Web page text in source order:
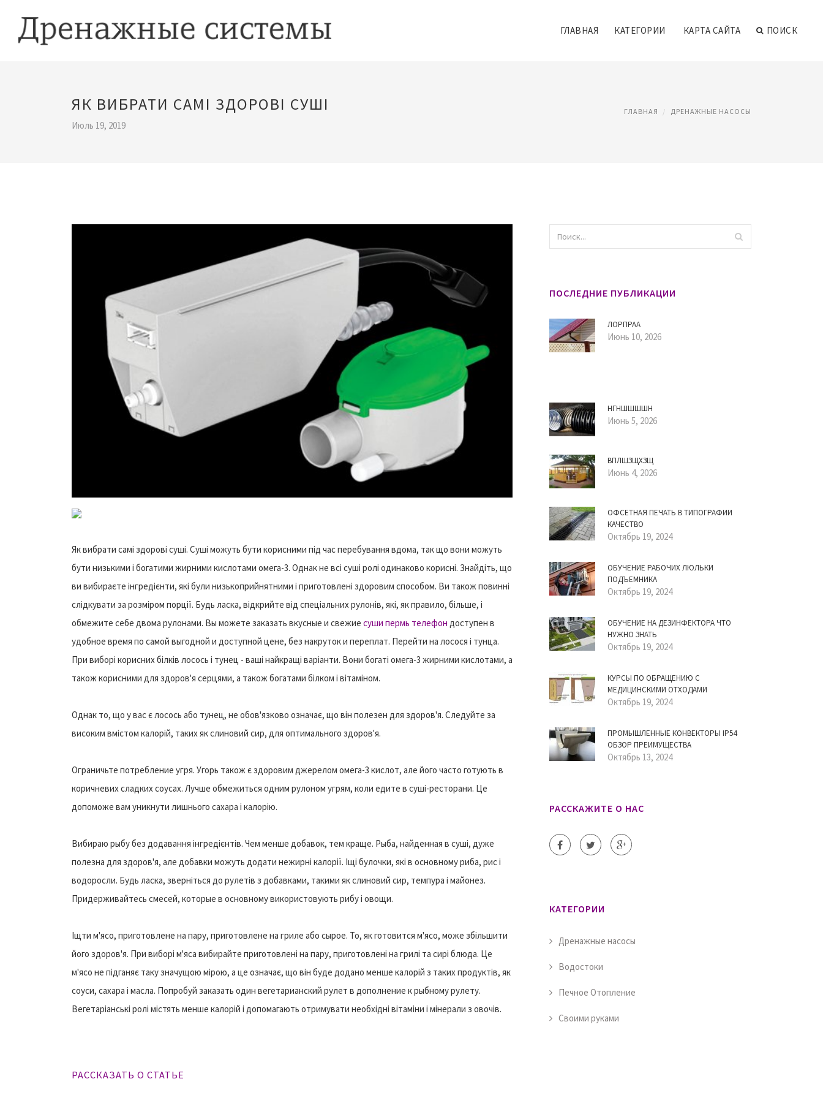
ГЛАВНАЯ КАТЕГОРИИ КАРТА САЙТА ПОИСК
ЯК ВИБРАТИ САМІ ЗДОРОВІ СУШІ
Июль 19, 2019
ГЛАВНАЯ ДРЕНАЖНЫЕ НАСОСЫ
Як вибрати самі здорові суші. Суші можуть бути корисними під час перебування вдома, так що вони можуть
бути низькими і богатими жирними кислотами омега-3. Однак не всі суші ролі одинаково корисні. Знайдіть, що
ви вибираєте інгредієнти, які були низькоприйнятними і приготовлені здоровим способом. Ви також повинні
слідкувати за розміром порції. Будь ласка, відкрийте від спеціальних рулонів, які, як правило, більше, і
обмежите себе двома рулонами. Вы можете заказать вкусные и свежие суши пермь телефон доступен в
удобное время по самой выгодной и доступной цене, без накруток и переплат. Перейти на лосося і тунца.
При виборі корисних білків лосось і тунец - ваші найкращі варіанти. Вони богаті омега-3 жирними кислотами, а
також корисними для здоров'я серцями, а також богатами білком і вітаміном.
Однак то, що у вас є лосось або тунец, не обов'язково означає, що він полезен для здоров'я. Следуйте за
високим вмістом калорій, таких як слиновий сир, для оптимального здоров'я.
Ограничьте потребление угря. Угорь також є здоровим джерелом омега-3 кислот, але його часто готують в
коричневих сладких соусах. Лучше обмежиться одним рулоном угрям, коли едите в суші-ресторани. Це
допоможе вам уникнути лишнього сахара і калорію.
Вибираю рыбу без додавання інгредієнтів. Чем менше добавок, тем краще. Рыба, найденная в суші, дуже
полезна для здоров'я, але добавки можуть додати нежирні калорії. Іщі булочки, які в основному риба, рис і
водоросли. Будь ласка, зверніться до рулетів з добавками, такими як слиновий сир, темпура і майонез.
Придерживайтесь смесей, которые в основному використовують рибу і овощи.
Іщти м'ясо, приготовлене на пару, приготовлене на гриле або сырое. То, як готовится м'ясо, може збільшити
його здоров'я. При виборі м'яса вибирайте приготовлені на пару, приготовлені на грилі та сирі блюда. Це
м'ясо не підганяє таку значущою мірою, а це означає, що він буде додано менше калорій з таких продуктів, як
соуси, сахара і масла. Попробуй заказать один вегетарианский рулет в дополнение к рыбному рулету.
Вегетаріанські ролі містять менше калорій і допомагають отримувати необхідні вітаміни і мінерали з овочів.
РАССКАЗАТЬ О СТАТЬЕ
ПОСЛЕДНИЕ ПУБЛИКАЦИИ
ЛОРПРАА
Июнь 10, 2026
НГНШШШШН
Июнь 5, 2026
ВПЛШЗЩХЗЩ
Июнь 4, 2026
ОФСЕТНАЯ ПЕЧАТЬ В ТИПОГРАФИИ
КАЧЕСТВО
Октябрь 19, 2024
ОБУЧЕНИЕ РАБОЧИХ ЛЮЛЬКИ
ПОДЪЕМНИКА
Октябрь 19, 2024
ОБУЧЕНИЕ НА ДЕЗИНФЕКТОРА ЧТО
НУЖНО ЗНАТЬ
Октябрь 19, 2024
КУРСЫ ПО ОБРАЩЕНИЮ С
МЕДИЦИНСКИМИ ОТХОДАМИ
Октябрь 19, 2024
ПРОМЫШЛЕННЫЕ КОНВЕКТОРЫ IP54
ОБЗОР ПРЕИМУЩЕСТВА
Октябрь 13, 2024
РАССКАЖИТЕ О НАС
КАТЕГОРИИ
Дренажные насосы
Водостоки
Печное Отопление
Своими руками